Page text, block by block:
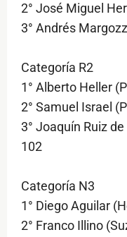
2° José Miguel
3° Andrés
Categoría R2
1° Alberto Heller
2° Samuel Israel
3° Joaquín Ruiz
102
Categoría N3
1° Diego Aguilar
2° Franco Illino